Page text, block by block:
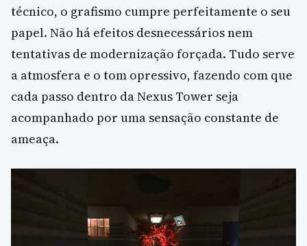
técnico, o grafismo cumpre perfeitamente o seu
papel. Não há efeitos desnecessários nem
tentativas de modernização forçada. Tudo serve
a atmosfera e o tom opressivo, fazendo com que
cada passo dentro da Nexus Tower seja
acompanhado por uma sensação constante de
ameaça.